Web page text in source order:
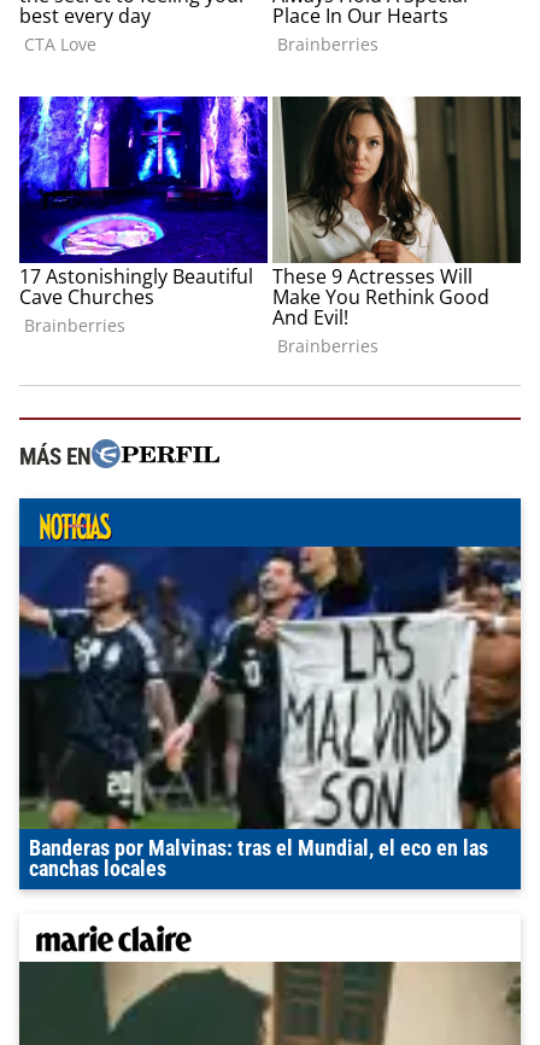
MÁS EN
Banderas por Malvinas: tras el Mundial, el eco en las
canchas locales